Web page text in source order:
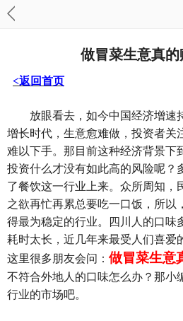
做冒菜生意真的
<返回首页
放眼看去，如今中国经济增速
增长时代，生意愈难做，投资者关
难以下手。那目前这种经济背景下
投资什么才没有如此高的风险呢？
了餐饮这一行业上来。众所周知，
之欲再忙再累总要吃一口饭，所以
得最为稳定的行业。四川人的口味
耗时太长，近几年来最受人们喜爱
这里很多朋友会问： 做冒菜生意
不符合外地人的口味怎么办？那小
行业的市场吧。